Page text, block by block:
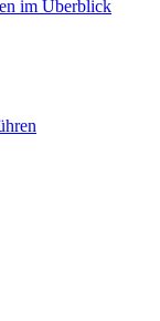
im Überblick